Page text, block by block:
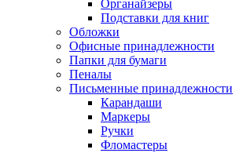
Органайзеры
Подставки для книг
Обложки
Офисные принадлежности
Папки для бумаги
Пеналы
Письменные принадлежности
Карандаши
Маркеры
Ручки
Фломастеры